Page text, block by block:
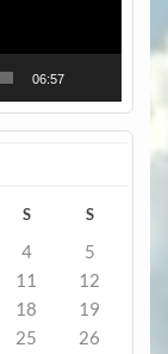
06:57
S S
4
5
11
12
18
19
25
26